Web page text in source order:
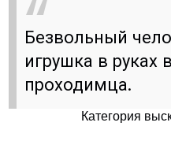
Безвольный
игрушка в руках
проходимца.
Категория